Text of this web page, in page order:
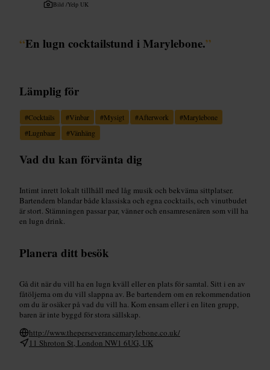
Bild /Yelp UK
“En lugn cocktailstund i Marylebone.”
Lämplig för
#Cocktails #Vinbar #Mysigt #Afterwork #Marylebone
#Lugnbaar #Vänhäng
Vad du kan förvänta dig
Intimt inrett lokalt tillhåll med låg musik och bekväma sittplatser.
Bartendern blandar både klassiska och egna cocktails, och vinutbudet
är stort. Stämningen passar par, vänner och ensamresenären som vill ha
en lugn drink.
Planera ditt besök
Gå dit när du vill ha en lugn kväll eller en plats för samtal. Sitt i en av
fåtöljerna om du vill slappna av. Be bartendern om en rekommendation
om du är osäker på vad du vill ha. Kom ensam eller i en liten grupp,
baren är inte byggd för stora sällskap.
http://www.theperseverancemarylebone.co.uk/
11 Shroton St, London NW1 6UG, UK